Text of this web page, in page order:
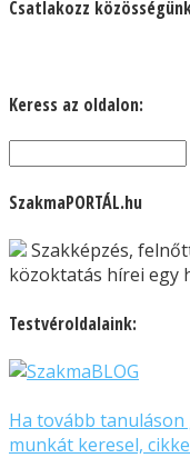
Csatlakozz
Keress az oldalon:
SzakmaPORTÁL.hu
Szakképzés,
közoktatás hírei egy
Testvéroldalaink:
Ha tovább
munkát keresel,